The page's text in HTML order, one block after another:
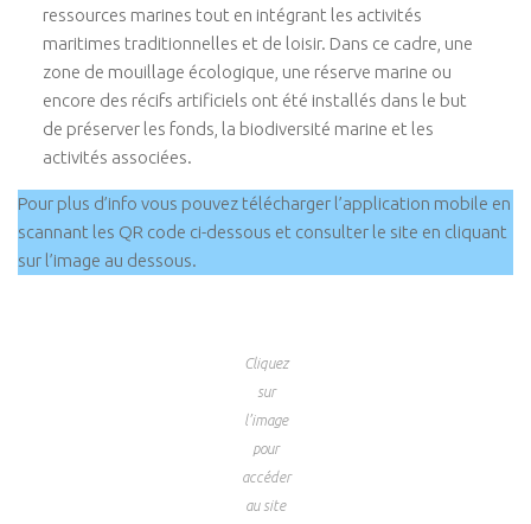
ressources marines tout en intégrant les activités
maritimes traditionnelles et de loisir. Dans ce cadre, une
zone de mouillage écologique, une réserve marine ou
encore des récifs artificiels ont été installés dans le but
de préserver les fonds, la biodiversité marine et les
activités associées.
Pour plus d’info vous pouvez télécharger l’application mobile en
scannant les QR code ci-dessous et consulter le site en cliquant
sur l’image au dessous.
Cliquez
sur
l’image
pour
accéder
au site